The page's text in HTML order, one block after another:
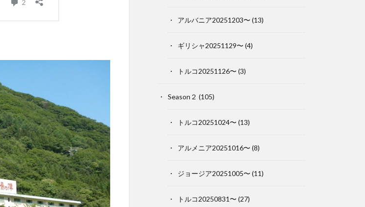
アルバニア20251203〜 (13)
ギリシャ20251129〜 (4)
トルコ20251126〜 (3)
Season２ (105)
トルコ20251024〜 (13)
アルメニア20251016〜 (8)
ジョージア20251005〜 (11)
トルコ20250831〜 (27)